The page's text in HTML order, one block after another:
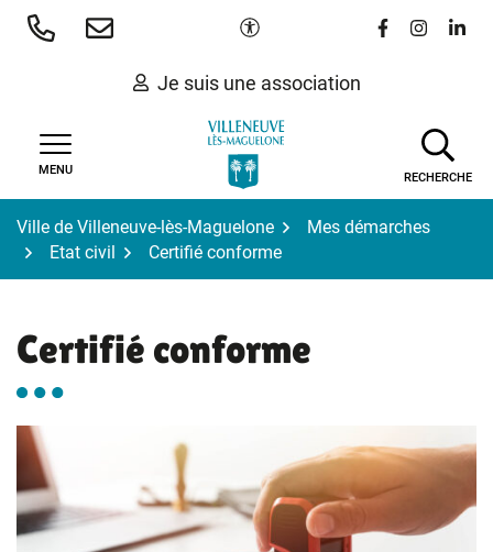
Aller
Paramètres d'accessibilité
Lien vers le
Lien vers
Lien
Je suis une association
MENU
RECHERCHE
Ville de Villeneuve-lès-Maguelone
Mes démarches
Etat civil
Certifié conforme
Certifié conforme